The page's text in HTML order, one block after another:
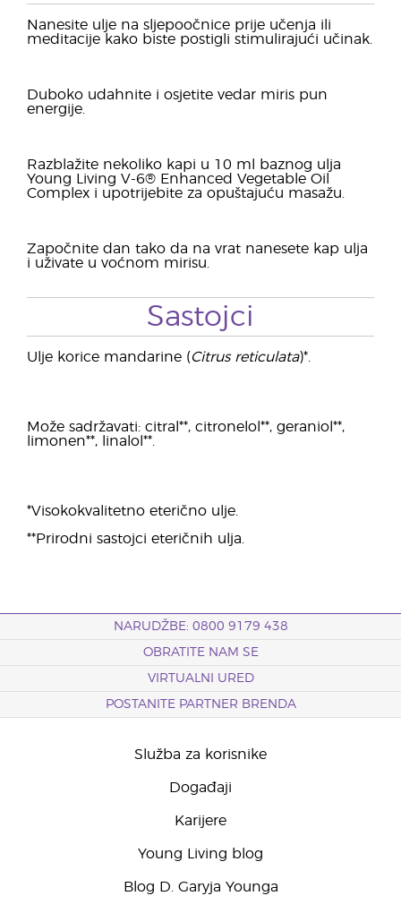
Nanesite ulje na sljepoočnice prije učenja ili
meditacije kako biste postigli stimulirajući učinak.
Duboko udahnite i osjetite vedar miris pun
energije.
Razblažite nekoliko kapi u 10 ml baznog ulja
Young Living V-6® Enhanced Vegetable Oil
Complex i upotrijebite za opuštajuću masažu.
Započnite dan tako da na vrat nanesete kap ulja
i uživate u voćnom mirisu.
Sastojci
Ulje korice mandarine (Citrus reticulata)*.
Može sadržavati: citral**, citronelol**, geraniol**,
limonen**, linalol**.
*Visokokvalitetno eterično ulje.
**Prirodni sastojci eteričnih ulja.
NARUDŽBE: 0800 9179 438
OBRATITE NAM SE
VIRTUALNI URED
POSTANITE PARTNER BRENDA
Služba za korisnike
Događaji
Karijere
Young Living blog
Blog D. Garyja Younga